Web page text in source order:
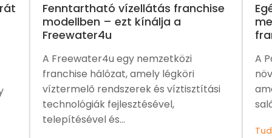
Fenntartható vízellátás franchise
modellben – ezt kínálja a
Freewater4u
A Freewater4u egy nemzetközi
franchise hálózat, amely légköri
víztermelő rendszerek és víztisztítási
technológiák fejlesztésével,
telepítésével és...
A